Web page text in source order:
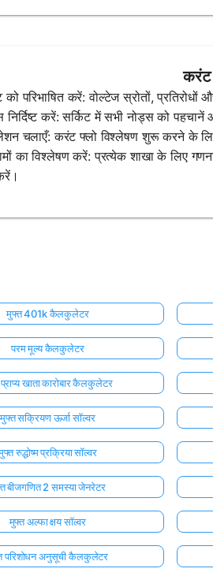
करंट
को परिभाषित करें: वोल्टेज स्रोतों,
निर्दिष्ट करें: सर्किट में सभी नोड्स को
चलाएँ: करंट फ्लो विश्लेषण शुरू करने के
का विश्लेषण करें: प्रत्येक शाखा के लिए
मुफ्त 401k कैलकुलेटर
परम मूल्य कैलकुलेटर
खाता कारोबार कैलकुलेटर
मुफ्त सक्रियण ऊर्जा सॉल्वर
रुद्धोष्म प्रक्रिया सॉल्वर
बीजगणित 2 समस्या जेनरेटर
मुफ्त अल्फा क्षय सॉल्वर
परिशोधन अनुसूची कैलकुलेटर